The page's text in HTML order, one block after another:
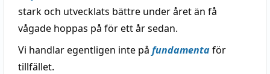
stark och utvecklats bättre under året än få
vågade hoppas på för ett år sedan.
Vi handlar egentligen inte på fundamentaför
tillfället.